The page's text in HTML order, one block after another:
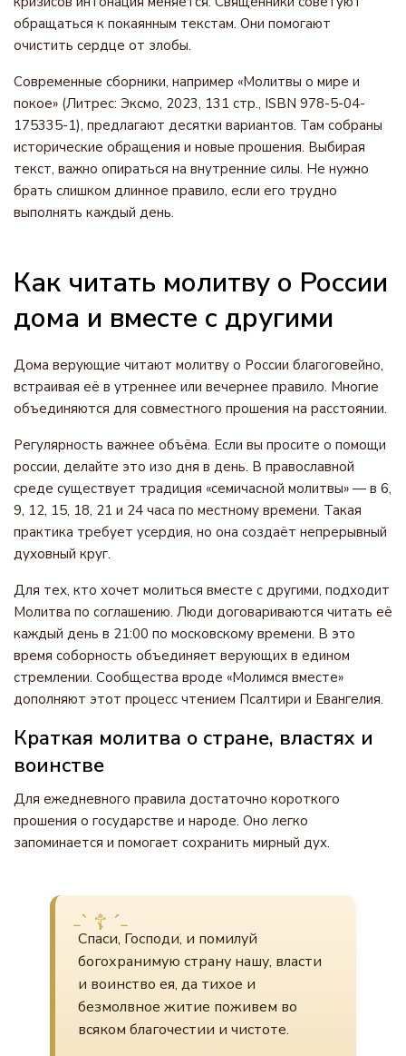
обращаться к покаянным текстам. Они помогают
очистить сердце от злобы.
Современные сборники, например «Молитвы о мире и
покое» (Литрес: Эксмо, 2023, 131 стр., ISBN 978-5-04-
175335-1), предлагают десятки вариантов. Там собраны
исторические обращения и новые прошения. Выбирая
текст, важно опираться на внутренние силы. Не нужно
брать слишком длинное правило, если его трудно
выполнять каждый день.
Как читать молитву о России
дома и вместе с другими
Дома верующие читают молитву о России благоговейно,
встраивая её в утреннее или вечернее правило. Многие
объединяются для совместного прошения на расстоянии.
Регулярность важнее объёма. Если вы просите о помощи
россии, делайте это изо дня в день. В православной
среде существует традиция «семичасной молитвы» — в 6,
9, 12, 15, 18, 21 и 24 часа по местному времени. Такая
практика требует усердия, но она создаёт непрерывный
духовный круг.
Для тех, кто хочет молиться вместе с другими, подходит
Молитва по соглашению. Люди договариваются читать её
каждый день в 21:00 по московскому времени. В это
время соборность объединяет верующих в едином
стремлении. Сообщества вроде «Молимся вместе»
дополняют этот процесс чтением Псалтири и Евангелия.
Краткая молитва о стране, властях и
воинстве
Для ежедневного правила достаточно короткого
прошения о государстве и народе. Оно легко
запоминается и помогает сохранить мирный дух.
Спаси‌, Го‌споди, и поми‌луй
богохрани‌мую страну‌ на‌шу, вла‌сти
и во‌инство ея, да ти‌хое и
безмо‌лвное житие‌ поживе‌м во
вся‌ком благоче‌стии и чистоте‌.